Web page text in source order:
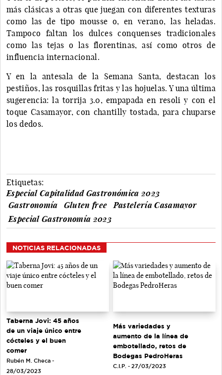
más clásicas a otras que juegan con diferentes texturas
como las de tipo mousse o, en verano, las heladas.
Tampoco faltan los dulces conquenses tradicionales
como las tejas o las florentinas, así como otros de
influencia internacional.
Y en la antesala de la Semana Santa, destacan los
pestiños, las rosquillas fritas y las hojuelas. Y una última
sugerencia: la torrija 3.0, empapada en resoli y con el
toque Casamayor, con chantilly tostada, para chuparse
los dedos.
Etiquetas:
Especial Capitalidad Gastronómica 2023
Gastronomía
Gluten free
Pastelería Casamayor
Especial Gastronomía 2023
NOTICIAS RELACIONADAS
Taberna Jovi: 45 años
de un viaje único entre
cócteles y el buen
comer
Rubén M. Checa -
28/03/2023
Más variedades y
aumento de la línea de
embotellado, retos de
Bodegas PedroHeras
C.I.P. - 27/03/2023